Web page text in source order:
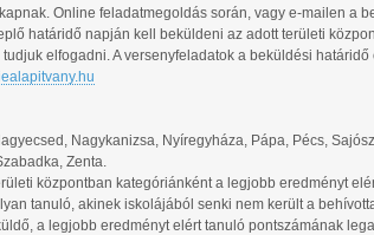
Online feladatmegoldás során, vagy e-mailen a
határidő napján kell beküldeni az adott területi
elfogadni. A versenyfeladatok a beküldési határidő
Nagykanizsa, Nyíregyháza, Pápa, Pécs,
Zenta.
központban kategóriánként a legjobb eredményt
tanuló, akinek iskolájából senki nem került a
a legjobb eredményt elért tanuló pontszámának